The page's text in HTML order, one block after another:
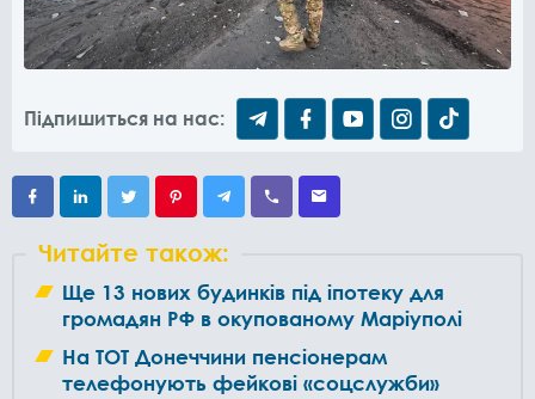
Підпишиться на нас:
Читайте також:
Ще 13 нових будинків під іпотеку для
громадян РФ в окупованому Маріуполі
На ТОТ Донеччини пенсіонерам
телефонують фейкові «соцслужби»